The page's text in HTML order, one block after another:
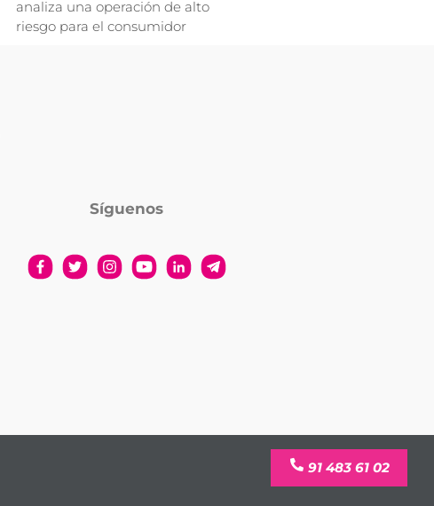
analiza una operación de alto
riesgo para el consumidor
Síguenos
91 483 61 02